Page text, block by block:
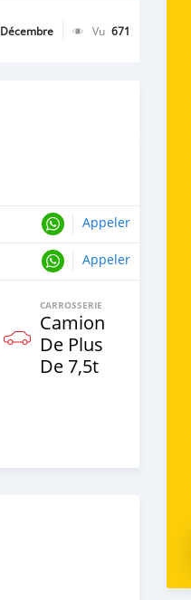
Vu 671
Appeler
Appeler
CARROSSERIE
Camion
De Plus
De 7,5t